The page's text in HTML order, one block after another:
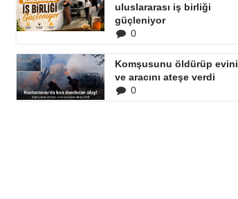
uluslararası iş birliği
güçleniyor
0
Komşusunu öldürüp evini
ve aracını ateşe verdi
0